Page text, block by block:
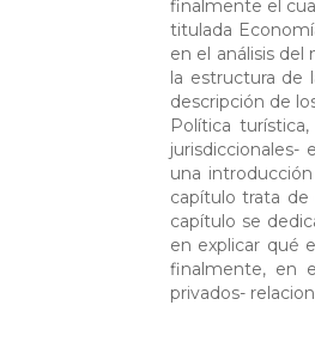
finalmente el
titulada
en el análisis
la estructura de
descripción de
Política
jurisdiccionales-
una
capítulo trata
capítulo se
en explicar qué
finalmente, en
privados-